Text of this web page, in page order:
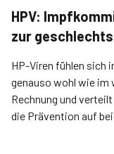
HPV:
zur
HP-Viren fühlen sich
genauso wohl wie im
Rechnung und
die Prävention auf